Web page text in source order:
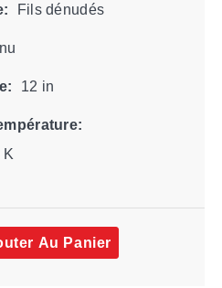
Fils dénudés
12 in
K
Au Panier